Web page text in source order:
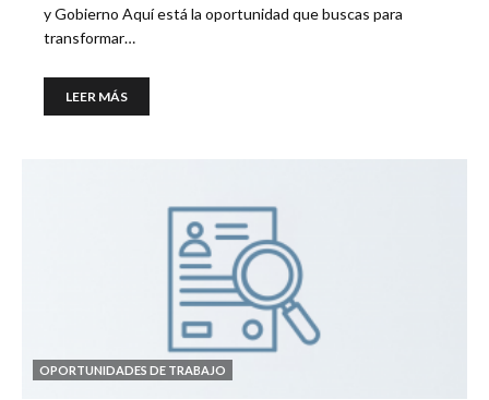
y Gobierno Aquí está la oportunidad que buscas para
transformar…
LEER MÁS
OPORTUNIDADES DE TRABAJO